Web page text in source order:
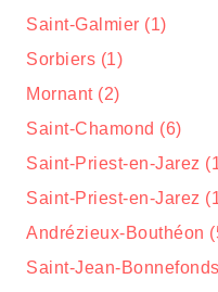
Saint-Galmier (1)
Sorbiers (1)
Mornant (2)
Saint-Chamond (6)
Saint-Priest-en-Jarez
Saint-Priest-en-Jarez
Andrézieux-Bouthéon
Saint-Jean-